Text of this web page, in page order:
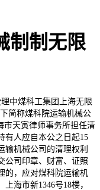
制制无限
中煤科工集团上海无限
简称煤科院运输机械公
市天寅律师事务所担任清
有人应自本公之日起15
输机械公司的清理权利
公司印章、财富、证照
的，应对煤科院运输机
海市新1346号18楼，